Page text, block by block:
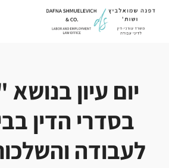
דלג
יום עיון בנושא
בסדרי הדין
לעבודה